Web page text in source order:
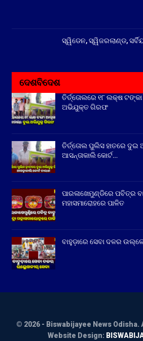
ସ୍ୱିଡେନ, ସ୍ୱିଜରଲାଣ୍ଡ,
ଦେଶବିଦେଶ
ତିର୍ତ୍ତୋଲରେ ୧୮ ଲକ୍ଷ
ଅଭିଯୁକ୍ତ ଗିରଫ
ତିର୍ତ୍ତୋଲ ପୁଲିସ ହାତରେ
ଆସନ୍ତାକାଲି କୋର୍ଟ…
ପାରଳାଖେମୁଣ୍ଡିରେ ପବିତ୍ର
ମହାସମାରୋହରେ ପାଳିତ
ବାହୁଡ଼ାରେ ସେବା ଦଳର
© 2026 - Biswabijayee News Odisha.
Website Design: